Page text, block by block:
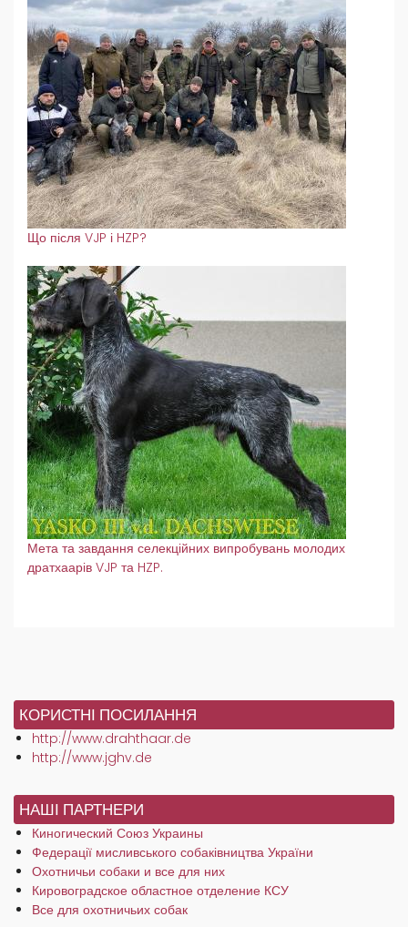
Що після VJP і HZP?
Мета та завдання селекційних випробувань молодих
дратхаарів VJP та HZP.
КОРИСТНІ ПОСИЛАННЯ
http://www.drahthaar.de
http://www.jghv.de
НАШІ ПАРТНЕРИ
Киногический Союз Украины
Федерації мисливського собаківництва України
Охотничьи собаки и все для них
Кировоградское областное отделение КСУ
Все для охотничьих собак